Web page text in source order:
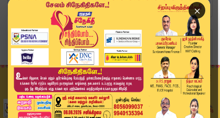
×
Home
அரசியல்
டாஸ்மாக் வழக்கு: அதிமுக-பாஜக தொடர்பு தெரிகிறது....